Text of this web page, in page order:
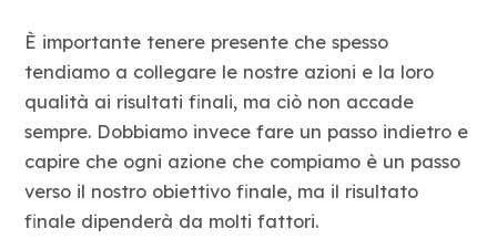
È importante tenere presente che spesso
tendiamo a collegare le nostre azioni e la loro
qualità ai risultati finali, ma ciò non accade
sempre. Dobbiamo invece fare un passo indietro e
capire che ogni azione che compiamo è un passo
verso il nostro obiettivo finale, ma il risultato
finale dipenderà da molti fattori.